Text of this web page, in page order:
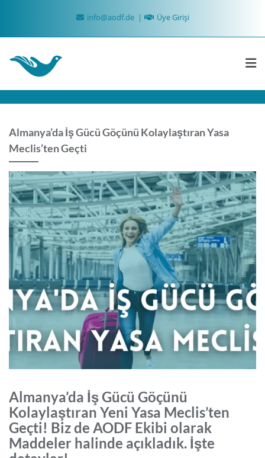
content
info@aodf.de Üye Girişi
Almanya’da İş Gücü Göçünü Kolaylaştıran Yasa
Meclis’ten Geçti
Almanya’da İş Gücü Göçünü
Kolaylaştıran Yeni Yasa Meclis’ten
Geçti! Biz de AODF Ekibi olarak
Maddeler halinde açıkladık. İşte